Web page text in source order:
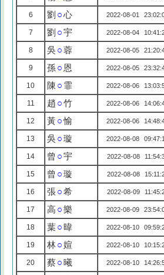
6 劉 ○心 2022-08-01
7 劉 ○宇 2022-08-04
8 吳 ○蓉 2022-08-05
9 孫○ 恩 2022-08-05
10 陳 ○ 霏 2022-08-06
11 趙 ○竹 2022-08-06
12 黃○愉 2022-08-06
13 吳 ○璇 2022-08-08
14 曾 ○宇 2022-08-08
15 曾 ○璇 2022-08-08
16 張○希 2022-08-09
17 高 ○樂 2022-08-09
18 葉○ 暐 2022-08-10
19 林○媗 2022-08-10
20 蔡○ 曦 2022-08-10